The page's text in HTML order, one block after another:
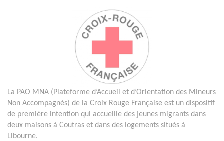
La PAO MNA (Plateforme d’Accueil et d’Orientation des Mineurs
Non Accompagnés) de la Croix Rouge Française est un dispositif
de première intention qui accueille des jeunes migrants dans
deux maisons à Coutras et dans des logements situés à
Libourne.